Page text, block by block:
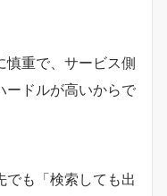
慎重で、サービス側
ードルが高いからで
でも「検索しても出